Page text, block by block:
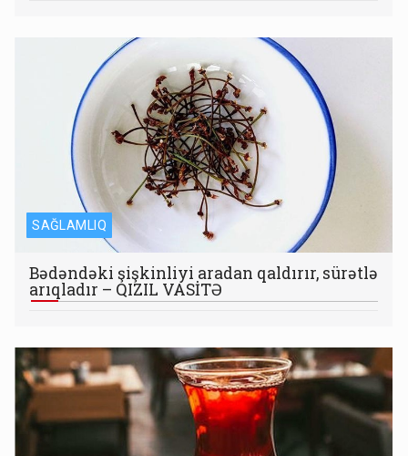
SAĞLAMLIQ
Bədəndəki şişkinliyi aradan qaldırır, sürətlə
arıqladır – QIZIL VASİTƏ